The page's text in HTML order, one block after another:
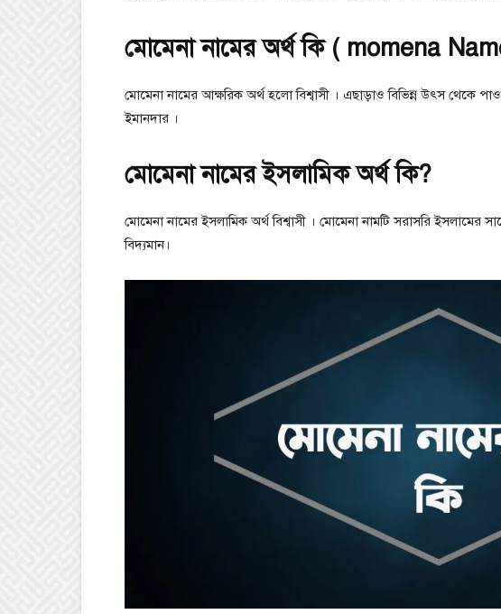
মোমেনা নামের অর্থ কি ( momena
মোমেনা নামের আক্ষরিক অর্থ হলো বিশ্বাসী । এছাড়াও বিভিন্ন উৎস থেকে
ইমানদার ।
মোমেনা নামের ইসলামিক অর্থ কি?
মোমেনা নামের ইসলামিক অর্থ বিশ্বাসী । মোমেনা নামটি সরাসরি ইসলামের
বিদ্যমান।